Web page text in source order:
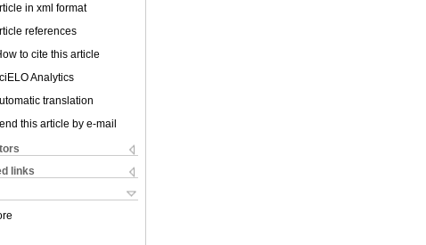
in xml format
references
to cite this article
Analytics
translation
this article by e-mail
links